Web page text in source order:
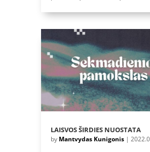
LAISVOS ŠIRDIES NUOSTATA
by Mantvydas Kunigonis|